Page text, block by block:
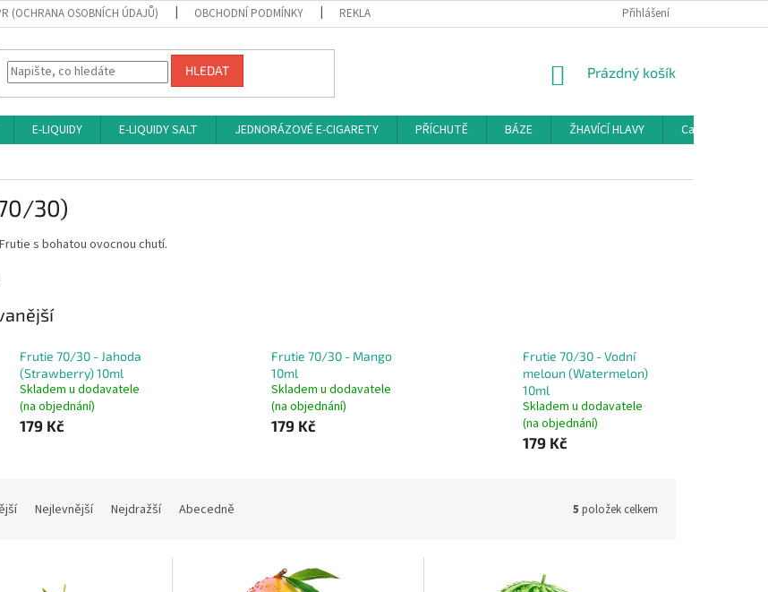
(OCHRANA OSOBNÍCH ÚDAJŮ) OBCHODNÍ PODMÍNKY REKLAMAČNÍ ŘÁD HODNOCENÍ OBCHODU
Přihlášení
HLEDAT
NÁKUPNÍ
Prázdný košík
E-LIQUIDY E-LIQUIDY SALT JEDNORÁZOVÉ E-CIGARETY PŘÍCHUTĚ BÁZE ŽHAVÍCÍ HLAVY
Cartridge a
30)
s bohatou ovocnou chutí.
Frutie 70/30 - Jahoda
(Strawberry) 10ml
Skladem u dodavatele
(na objednání)
179 Kč
Frutie 70/30 - Mango
10ml
Skladem u dodavatele
(na objednání)
179 Kč
Frutie 70/30 - Vodní
meloun (Watermelon)
10ml
Skladem u dodavatele
(na objednání)
179 Kč
Nejlevnější Nejdražší Abecedně 5 položek celkem